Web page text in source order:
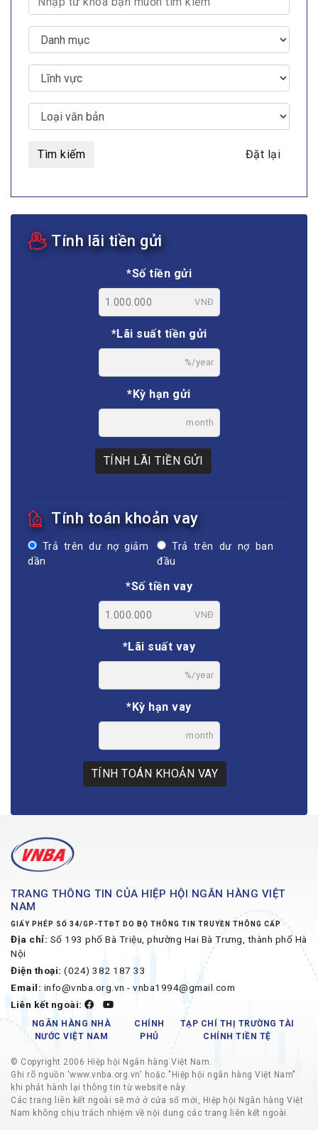
Tìm kiếm Đặt lại
Tính lãi tiền gửi
*Số tiền gửi
VNĐ
*Lãi suất tiền gửi
%/year
*Kỳ hạn gửi
month
TÍNH LÃI TIỀN GỬI
Tính toán khoản vay
Trả trên dư nợ giảm
dần
Trả trên dư nợ ban
đầu
*Số tiền vay
VNĐ
*Lãi suất vay
%/year
*Kỳ hạn vay
month
TÍNH TOÁN KHOẢN VAY
TRANG THÔNG TIN CỦA HIỆP HỘI NGÂN HÀNG VIỆT
NAM
GIẤY PHÉP SỐ 34/GP-TTĐT DO BỘ THÔNG TIN TRUYỀN THÔNG CẤP
Địa chỉ: Số 193 phố Bà Triệu, phường Hai Bà Trưng, thành phố Hà
Nội
Điện thoại: (024) 382 187 33
Email: info@vnba.org.vn - vnba1994@gmail.com
Liên kết ngoài:
NGÂN HÀNG NHÀ
NƯỚC VIỆT NAM
CHÍNH
PHỦ
TẠP CHÍ THỊ TRƯỜNG TÀI
CHÍNH TIỀN TỆ
© Copyright 2006 Hiệp hội Ngân hàng Việt Nam.
Ghi rõ nguồn 'www.vnba.org.vn' hoặc "Hiệp hội ngân hàng Việt Nam"
khi phát hành lại thông tin từ website này.
Các trang liên kết ngoài sẽ mở ở cửa sổ mới, Hiệp hội Ngân hàng Việt
Nam không chịu trách nhiệm về nội dung các trang liên kết ngoài.